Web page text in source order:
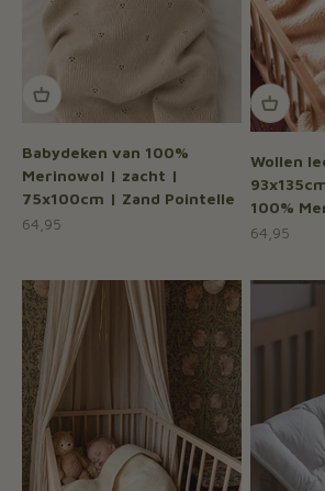
Babydeken van 100%
Merinowol | zacht |
75x100cm | Zand Pointelle
Aanbiedingsprijs
64,95
Wollen
100%
64,95